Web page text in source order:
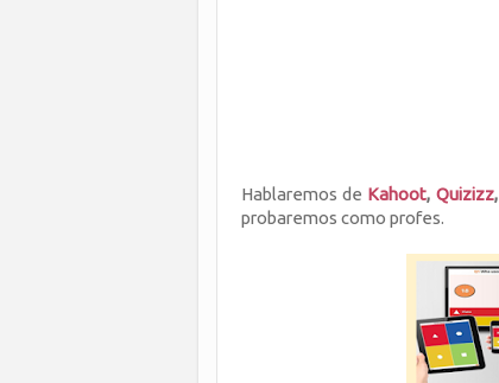
Hablaremos de Kahoot, Quizizz,
probaremos como profes.